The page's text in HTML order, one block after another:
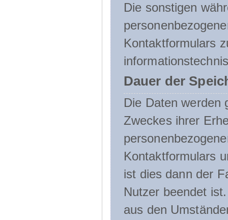
Die sonstigen
Kontaktformulars
Dauer der
Die Daten werden
Zweckes ihrer
Kontaktformulars
ist dies dann der
Nutzer beendet
aus den